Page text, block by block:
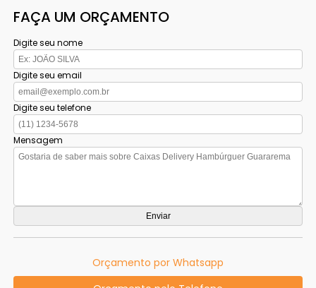
FAÇA UM ORÇAMENTO
Digite seu nome
Digite seu email
Digite seu telefone
Mensagem
Orçamento por Whatsapp